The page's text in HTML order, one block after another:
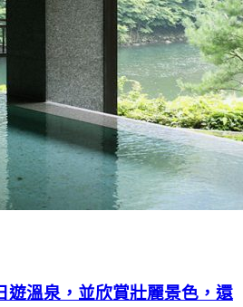
遊溫泉，並欣賞壯麗景色，還